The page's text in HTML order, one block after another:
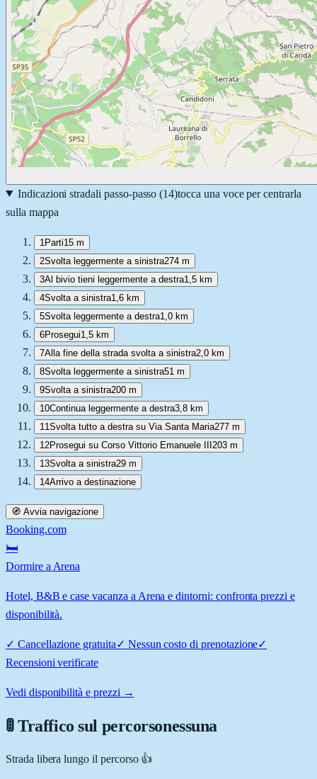
Indicazioni stradali passo-passo (14)tocca una voce per centrarla
sulla mappa
1 Parti15 m
2Svolta leggermente a sinistra274 m
3Al bivio tieni leggermente a destra1,5 km
4Svolta a sinistra1,6 km
5Svolta leggermente a destra1,0 km
6Prosegui1,5 km
7Alla fine della strada svolta a sinistra2,0 km
8Svolta leggermente a sinistra51 m
9Svolta a sinistra200 m
10Continua leggermente a destra3,8 km
11Svolta tutto a destra su Via Santa Maria277 m
12Prosegui su Corso Vittorio Emanuele III203 m
13Svolta a sinistra29 m
14Arrivo a destinazione
🧭 Avvia navigazione
Booking.com
🛏️
Dormire a Arena
Hotel, B&B e case vacanza a Arena e dintorni: confronta prezzi e
disponibilità.
✓ Cancellazione gratuita✓ Nessun costo di prenotazione✓
Recensioni verificate
Vedi disponibilità e prezzi →
🚦 Traffico sul percorsonessuna
Strada libera lungo il percorso 👍